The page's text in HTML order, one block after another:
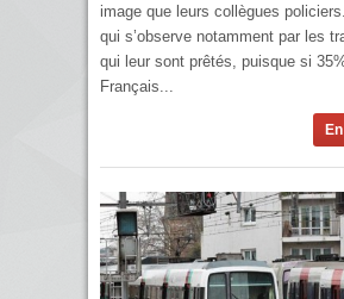
image que leurs collègues
qui s’observe notamment par les
qui leur sont prêtés, puisque si
Français...